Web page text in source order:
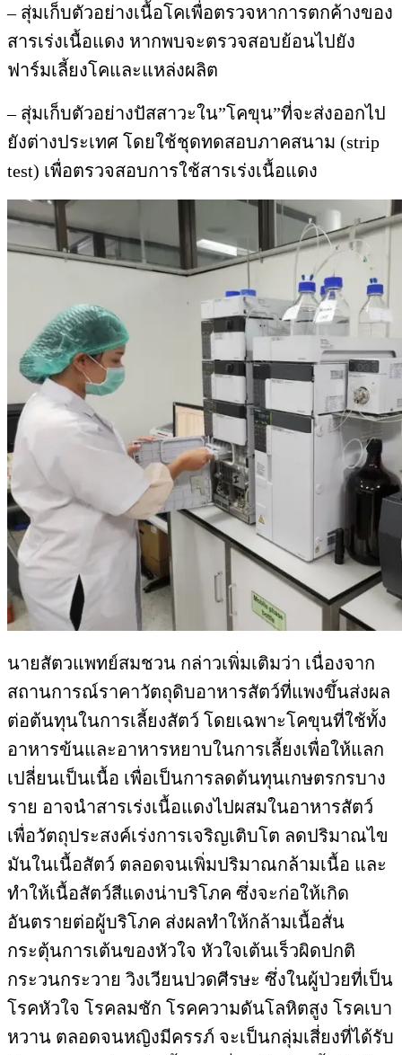
– สุ่มเก็บตัวอย่างเนื้อโคเพื่อตรวจหาการตกค้างของ
สารเร่งเนื้อแดง หากพบจะตรวจสอบย้อนไปยัง
ฟาร์มเลี้ยงโคและแหล่งผลิต
– สุ่มเก็บตัวอย่างปัสสาวะใน”โคขุน”ที่จะส่งออกไป
ยังต่างประเทศ โดยใช้ชุดทดสอบภาคสนาม (strip
test) เพื่อตรวจสอบการใช้สารเร่งเนื้อแดง
นายสัตวแพทย์สมชวน กล่าวเพิ่มเติมว่า เนื่องจาก
สถานการณ์ราคาวัตถุดิบอาหารสัตว์ที่แพงขึ้นส่งผล
ต่อต้นทุนในการเลี้ยงสัตว์ โดยเฉพาะโคขุนที่ใช้ทั้ง
อาหารข้นและอาหารหยาบในการเลี้ยงเพื่อให้แลก
เปลี่ยนเป็นเนื้อ เพื่อเป็นการลดต้นทุนเกษตรกรบาง
ราย อาจนำสารเร่งเนื้อแดงไปผสมในอาหารสัตว์
เพื่อวัตถุประสงค์เร่งการเจริญเติบโต ลดปริมาณไข
มันในเนื้อสัตว์ ตลอดจนเพิ่มปริมาณกล้ามเนื้อ และ
ทำให้เนื้อสัตว์สีแดงน่าบริโภค ซึ่งจะก่อให้เกิด
อันตรายต่อผู้บริโภค ส่งผลทำให้กล้ามเนื้อสั่น
กระตุ้นการเต้นของหัวใจ หัวใจเต้นเร็วผิดปกติ
กระวนกระวาย วิงเวียนปวดศีรษะ ซึ่งในผู้ป่วยที่เป็น
โรคหัวใจ โรคลมชัก โรคความดันโลหิตสูง โรคเบา
หวาน ตลอดจนหญิงมีครรภ์ จะเป็นกลุ่มเสี่ยงที่ได้รับ